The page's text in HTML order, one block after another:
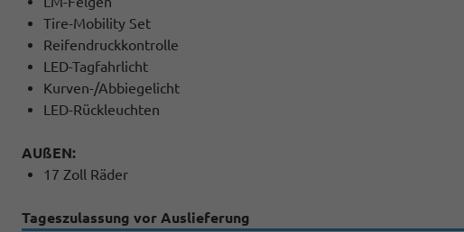
Tire-Mobility Set
Reifendruckkontrolle
LED-Tagfahrlicht
Kurven-/Abbiegelicht
LED-Rückleuchten
AUßEN:
17 Zoll Räder
Tageszulassung vor Auslieferung